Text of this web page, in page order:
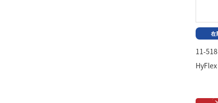
11-